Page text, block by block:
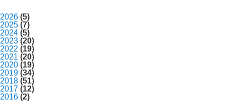
2026 (5)
2025 (7)
2024 (5)
2023 (20)
2022 (19)
2021 (20)
2020 (19)
2019 (34)
2018 (51)
2017 (12)
2016 (2)